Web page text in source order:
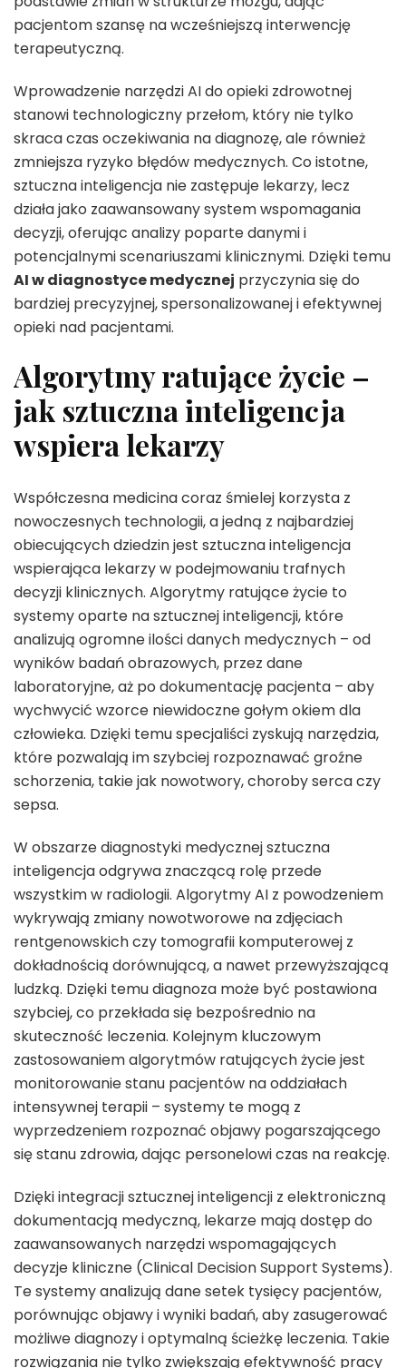
pacjentom szansę na wcześniejszą interwencję
terapeutyczną.
Wprowadzenie narzędzi AI do opieki zdrowotnej
stanowi technologiczny przełom, który nie tylko
skraca czas oczekiwania na diagnozę, ale również
zmniejsza ryzyko błędów medycznych. Co istotne,
sztuczna inteligencja nie zastępuje lekarzy, lecz
działa jako zaawansowany system wspomagania
decyzji, oferując analizy poparte danymi i
potencjalnymi scenariuszami klinicznymi. Dzięki temu
AI w diagnostyce medycznej przyczynia się do
bardziej precyzyjnej, spersonalizowanej i efektywnej
opieki nad pacjentami.
Algorytmy ratujące życie –
jak sztuczna inteligencja
wspiera lekarzy
Współczesna medicina coraz śmielej korzysta z
nowoczesnych technologii, a jedną z najbardziej
obiecujących dziedzin jest sztuczna inteligencja
wspierająca lekarzy w podejmowaniu trafnych
decyzji klinicznych. Algorytmy ratujące życie to
systemy oparte na sztucznej inteligencji, które
analizują ogromne ilości danych medycznych – od
wyników badań obrazowych, przez dane
laboratoryjne, aż po dokumentację pacjenta – aby
wychwycić wzorce niewidoczne gołym okiem dla
człowieka. Dzięki temu specjaliści zyskują narzędzia,
które pozwalają im szybciej rozpoznawać groźne
schorzenia, takie jak nowotwory, choroby serca czy
sepsa.
W obszarze diagnostyki medycznej sztuczna
inteligencja odgrywa znaczącą rolę przede
wszystkim w radiologii. Algorytmy AI z powodzeniem
wykrywają zmiany nowotworowe na zdjęciach
rentgenowskich czy tomografii komputerowej z
dokładnością dorównującą, a nawet przewyższającą
ludzką. Dzięki temu diagnoza może być postawiona
szybciej, co przekłada się bezpośrednio na
skuteczność leczenia. Kolejnym kluczowym
zastosowaniem algorytmów ratujących życie jest
monitorowanie stanu pacjentów na oddziałach
intensywnej terapii – systemy te mogą z
wyprzedzeniem rozpoznać objawy pogarszającego
się stanu zdrowia, dając personelowi czas na reakcję.
Dzięki integracji sztucznej inteligencji z elektroniczną
dokumentacją medyczną, lekarze mają dostęp do
zaawansowanych narzędzi wspomagających
decyzje kliniczne (Clinical Decision Support Systems).
Te systemy analizują dane setek tysięcy pacjentów,
porównując objawy i wyniki badań, aby zasugerować
możliwe diagnozy i optymalną ścieżkę leczenia. Takie
rozwiązania nie tylko zwiększają efektywność pracy